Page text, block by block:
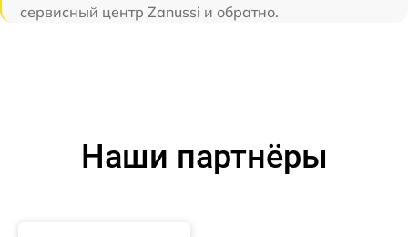
сервисный центр Zanussi и обратно.
Наши партнёры